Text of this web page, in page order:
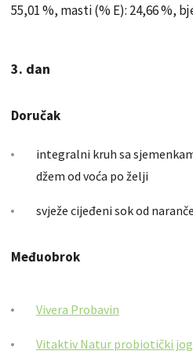
55,01 %, masti (% E): 24,66 %,
3. dan
Doručak
integralni kruh sa
džem od voća po želji
svježe cijeđeni sok od
Međuobrok
Vivera Probavin
Vitaktiv Natur probiotički